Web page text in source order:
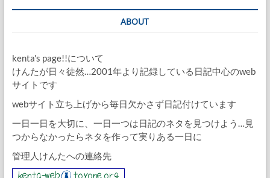
ABOUT
kenta's page!!について
けんたが日々徒然…2001年より記録している日記中心のweb
サイトです
webサイト立ち上げから毎日欠かさず日記付けています
一日一日を大切に、一日一つは日記のネタを見つけよう…見
つからなかったらネタを作って実りある一日に
管理人けんたへの連絡先